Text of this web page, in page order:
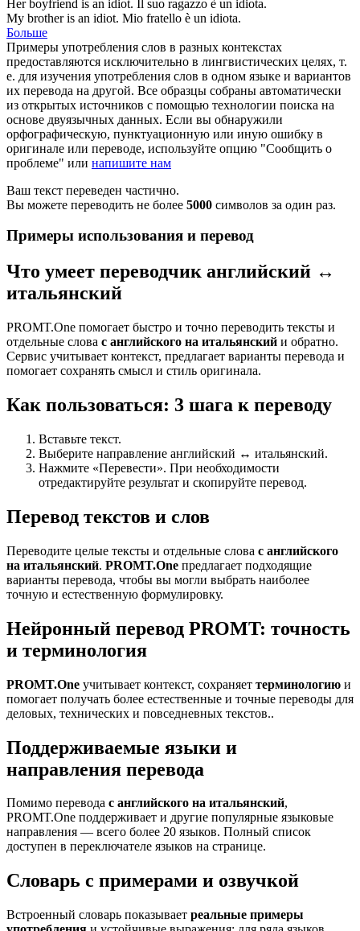
Her boyfriend is an idiot. Il suo ragazzo è un idiota.
My brother is an idiot. Mio fratello è un idiota.
Больше
Примеры употребления слов в разных контекстах
предоставляются исключительно в лингвистических целях, т.
е. для изучения употребления слов в одном языке и вариантов
их перевода на другой. Все образцы собраны автоматически
из открытых источников с помощью технологии поиска на
основе двуязычных данных. Если вы обнаружили
орфографическую, пунктуационную или иную ошибку в
оригинале или переводе, используйте опцию "Сообщить о
проблеме" или напишите нам
Ваш текст переведен частично.
Вы можете переводить не более 5000 символов за один раз.
Примеры использования и перевод
Что умеет переводчик английский ↔
итальянский
PROMT.One помогает быстро и точно переводить тексты и
отдельные слова с английского на итальянский и обратно.
Сервис учитывает контекст, предлагает варианты перевода и
помогает сохранять смысл и стиль оригинала.
Как пользоваться: 3 шага к переводу
Вставьте текст.
Выберите направление английский ↔ итальянский.
Нажмите «Перевести». При необходимости
отредактируйте результат и скопируйте перевод.
Перевод текстов и слов
Переводите целые тексты и отдельные слова с английского
на итальянский. PROMT.One предлагает подходящие
варианты перевода, чтобы вы могли выбрать наиболее
точную и естественную формулировку.
Нейронный перевод PROMT: точность
и терминология
PROMT.One учитывает контекст, сохраняет терминологию и
помогает получать более естественные и точные переводы для
деловых, технических и повседневных текстов..
Поддерживаемые языки и
направления перевода
Помимо перевода с английского на итальянский,
PROMT.One поддерживает и другие популярные языковые
направления — всего более 20 языков. Полный список
доступен в переключателе языков на странице.
Словарь с примерами и озвучкой
Встроенный словарь показывает реальные примеры